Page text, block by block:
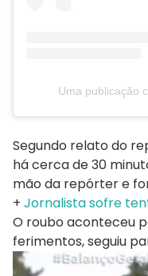
Uma publicação
Segundo relato do
há cerca de 30
mão da repórter e
+ Jornalista sofre
O roubo aconteceu
ferimentos, seguiu